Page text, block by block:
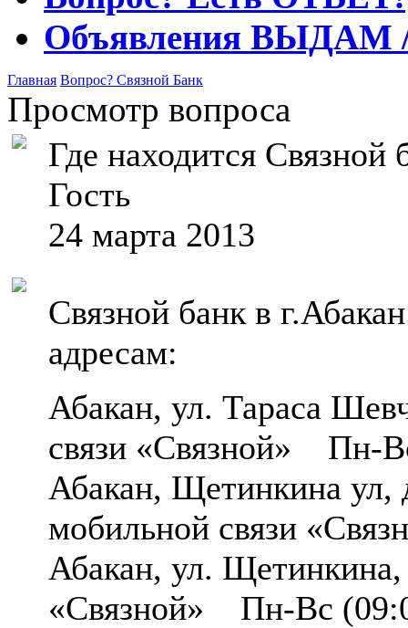
Объявления ВЫДАМ
Главная Вопрос? Связной Банк
Просмотр вопроса
Где находится Связной
Гость
24 марта 2013
Связной банк в
адресам:
Абакан, ул. Тараса
связи «Связной» Пн-
Абакан, Щетинкина
мобильной связи
Абакан, ул.
«Связной» Пн-Вс